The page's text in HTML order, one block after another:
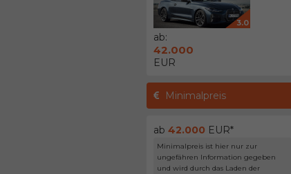
3.0
ab:
42.000
EUR
Minimalpreis
ab 42.000 EUR*
Minimalpreis ist hier nur zur
ungefähren Information gegeben
und wird durch das Laden der